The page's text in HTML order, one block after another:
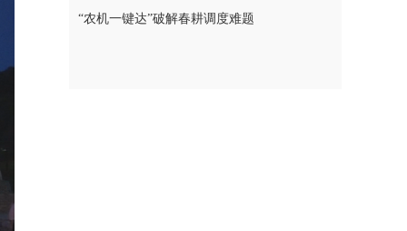
“农机一键达”破解春耕调度难题